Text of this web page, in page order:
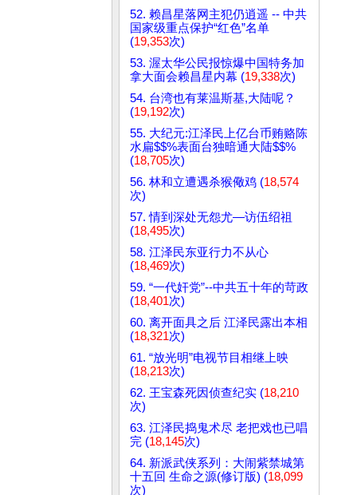
52. 赖昌星落网主犯仍逍遥 -- 中共
国家级重点保护“红色”名单
(19,353次)
53. 渥太华公民报惊爆中国特务加
拿大面会赖昌星内幕 (19,338次)
54. 台湾也有莱温斯基,大陆呢？
(19,192次)
55. 大纪元:江泽民上亿台币贿赂陈
水扁$$%表面台独暗通大陆$$%
(18,705次)
56. 林和立遭遇杀猴儆鸡 (18,574
次)
57. 情到深处无怨尤—访伍绍祖
(18,495次)
58. 江泽民东亚行力不从心
(18,469次)
59. “一代奸党”--中共五十年的苛政
(18,401次)
60. 离开面具之后 江泽民露出本相
(18,321次)
61. “放光明”电视节目相继上映
(18,213次)
62. 王宝森死因侦查纪实 (18,210
次)
63. 江泽民捣鬼术尽 老把戏也已唱
完 (18,145次)
64. 新派武侠系列：大闹紫禁城第
十五回 生命之源(修订版) (18,099
次)